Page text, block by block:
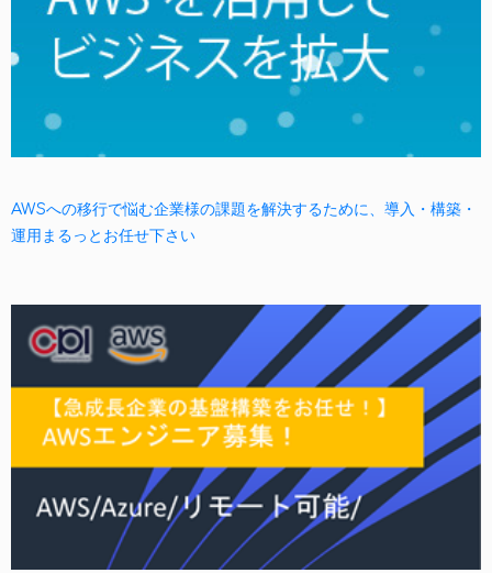
AWSへの移行で悩む企業様の課題を解決するために、導入・構築・
運用まるっとお任せ下さい